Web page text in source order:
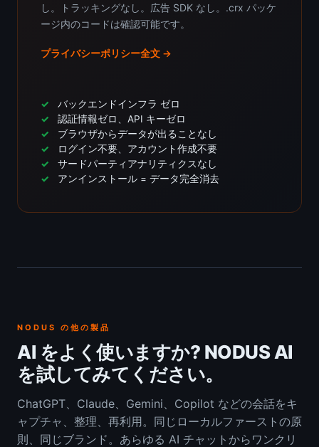
し。トラッキングなし。広告 SDK なし。.crx パッケ
ージ内のコードは確認可能です。
プライバシーポリシー全文 →
バックエンドインフラ ゼロ
認証情報ゼロ、API キーゼロ
ブラウザからデータが出ることなし
ログイン不要、アカウント作成不要
サードパーティアナリティクスなし
アンインストール = データ完全消去
NODUS の他の製品
AI をよく使いますか? NODUS AI
を試してみてください。
ChatGPT、Claude、Gemini、Copilot などの会話をキ
ャプチャ、整理、再利用。同じローカルファーストの原
則、同じブランド。あらゆる AI チャットからワンクリ